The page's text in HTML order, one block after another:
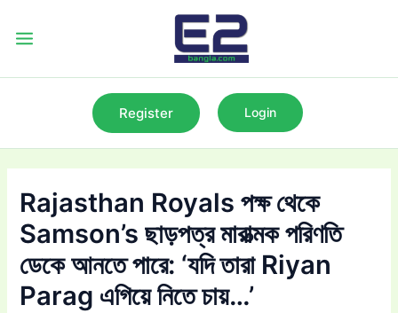
Register Login
Rajasthan Royals পক্ষ থেকে
Samson’s ছাড়পত্র মারাত্মক পরিণতি
ডেকে আনতে পারে: ‘যদি তারা Riyan
Parag এগিয়ে নিতে চায়…’